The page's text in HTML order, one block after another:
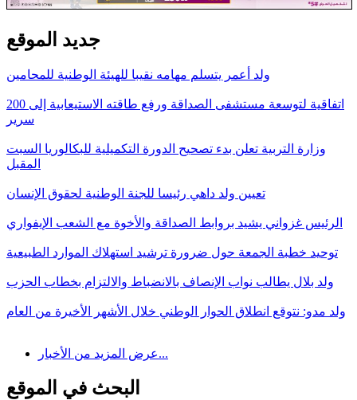
جديد الموقع
ولد أعمر يتسلم مهامه نقيبا للهيئة الوطنية للمحامين
اتفاقية لتوسعة مستشفى الصداقة ورفع طاقته الاستيعابية إلى 200
سرير
وزارة التربية تعلن بدء تصحيح الدورة التكميلية للبكالوريا السبت
المقبل
تعيين ولد داهي رئيسا للجنة الوطنية لحقوق الإنسان
الرئيس غزواني يشيد بروابط الصداقة والأخوة مع الشعب الإيفواري
توحيد خطبة الجمعة حول ضرورة ترشيد استهلاك الموارد الطبيعية
ولد بلال يطالب نواب الإنصاف بالانضباط والالتزام بخطاب الحزب
ولد مدو: نتوقع انطلاق الحوار الوطني خلال الأشهر الأخيرة من العام
عرض المزيد من الأخبار...
البحث في الموقع